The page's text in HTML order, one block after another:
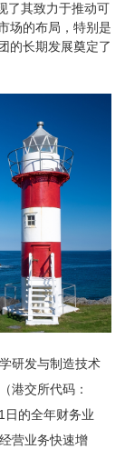
了其致力于推动可
场的布局，特别是
的长期发展奠定了
研发与制造技术
港交所代码：
日的全年财务业
营业务快速增